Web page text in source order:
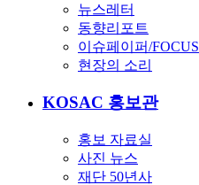
뉴스레터
동향리포트
이슈페이퍼/FOCUS
현장의 소리
KOSAC 홍보관
홍보 자료실
사진 뉴스
재단 50년사